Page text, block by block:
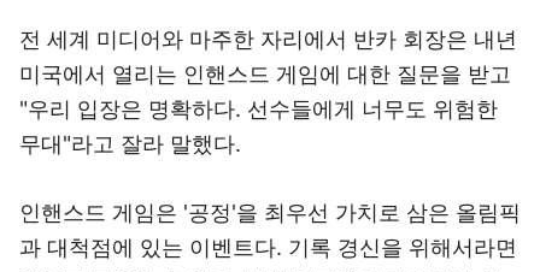
전 세계 미디어와 마주한 자리에서 반카 회장은 내년
미국에서 열리는 인핸스드 게임에 대한 질문을 받고
"우리 입장은 명확하다. 선수들에게 너무도 위험한
무대"라고 잘라 말했다.
인핸스드 게임은 '공정'을 최우선 가치로 삼은 올림픽
과 대척점에 있는 이벤트다. 기록 경신을 위해서라면